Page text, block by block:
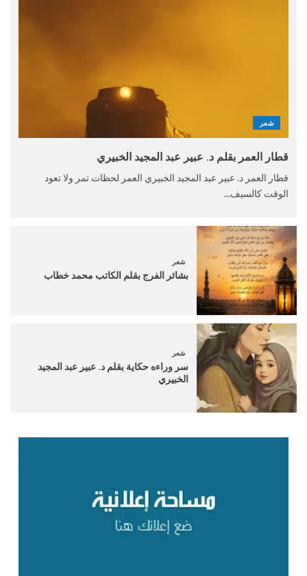
شعر
قطار العمر بقلم د. عبير عبد المجيد الخبيري
قطار العمر د. عبير عبد المجيد الخبيري العمر لحظات تمر ولا تعود
الوقت كالسيف...
شعر
بشائر الفرج بقلم الكاتب محمد خطاب
شعر
سر وراءه حكاية بقلم د. عبير عبد المجيد
الخبيري